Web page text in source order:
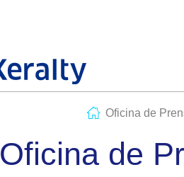
Oficina de
Oficina de